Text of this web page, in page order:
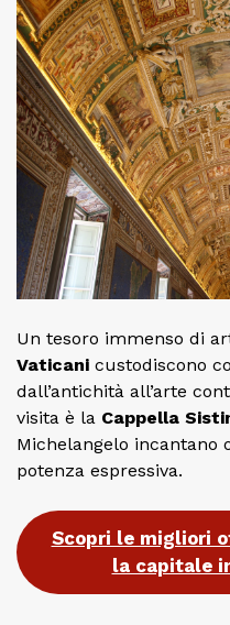
Un tesoro immenso di
Vaticani custodiscono
dall’antichità all’arte
visita è la Cappella
Michelangelo incantano
potenza espressiva.
Scopri le migliori
la capitale